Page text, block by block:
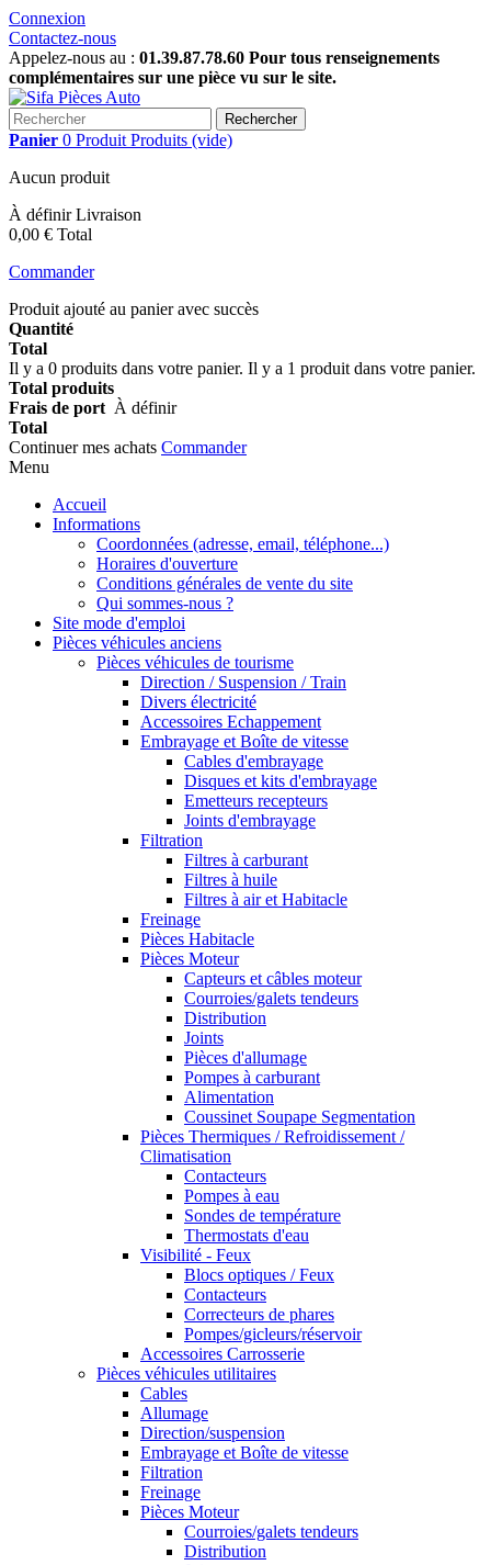
Connexion
Contactez-nous
Appelez-nous au : 01.39.87.78.60 Pour tous renseignements
complémentaires sur une pièce vu sur le site.
Rechercher
Panier 0 Produit Produits (vide)
Aucun produit
À définirLivraison
0,00 € Total
Commander
Produit ajouté au panier avec succès
Quantité
Total
Il y a 0 produits dans votre panier. Il y a 1 produit dans votre panier.
Total produits
Frais de port À définir
Total
Continuer mes achats Commander
Menu
Accueil
Informations
Coordonnées (adresse, email, téléphone...)
Horaires d'ouverture
Conditions générales de vente du site
Qui sommes-nous ?
Site mode d'emploi
Pièces véhicules anciens
Pièces véhicules de tourisme
Direction / Suspension / Train
Divers électricité
Accessoires Echappement
Embrayage et Boîte de vitesse
Cables d'embrayage
Disques et kits d'embrayage
Emetteurs recepteurs
Joints d'embrayage
Filtration
Filtres à carburant
Filtres à huile
Filtres à air et Habitacle
Freinage
Pièces Habitacle
Pièces Moteur
Capteurs et câbles moteur
Courroies/galets tendeurs
Distribution
Joints
Pièces d'allumage
Pompes à carburant
Alimentation
Coussinet Soupape Segmentation
Pièces Thermiques / Refroidissement /
Climatisation
Contacteurs
Pompes à eau
Sondes de température
Thermostats d'eau
Visibilité - Feux
Blocs optiques / Feux
Contacteurs
Correcteurs de phares
Pompes/gicleurs/réservoir
Accessoires Carrosserie
Pièces véhicules utilitaires
Cables
Allumage
Direction/suspension
Embrayage et Boîte de vitesse
Filtration
Freinage
Pièces Moteur
Courroies/galets tendeurs
Distribution